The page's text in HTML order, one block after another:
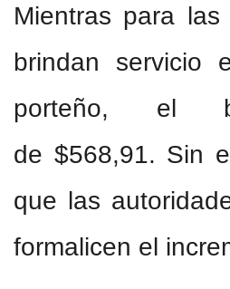
Mientras para
brindan servicio
porteño, el
de $568,91. Sin
que las
formalicen el